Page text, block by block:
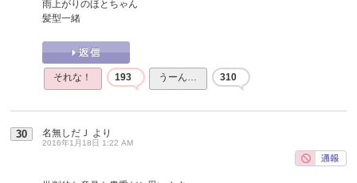
雨上がりのほとちゃん
髪型一緒
それな！ 193 うーん… 310
30 名無しだＪ より
2016年1月18日 1:22 AM